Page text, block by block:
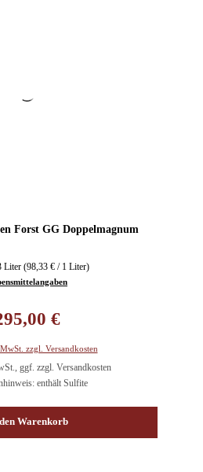
Forst GG Doppelmagnum
Liter (98,33 € / 1 Liter)
€
zzgl. Versandkosten
ggf. zzgl. Versandkosten
enthält Sulfite
Warenkorb